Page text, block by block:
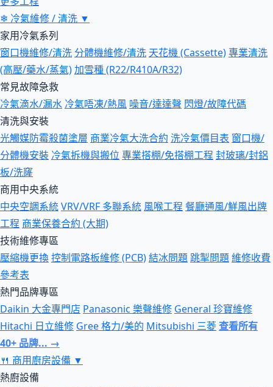
❄ 冷氣維修 / 清洗 ▼
家用冷氣系列
窗口機維修/清洗 分體機維修/清洗 天花機 (Cassette)專業清洗
(高壓/藥水/蒸氣)加雪種 (R22/R410A/R32)
常見故障急救
冷氣滴水/漏水 冷氣唔凍/熱風 噪音/達達聲 閃燈/故障代碼
清洗與安裝
光觸媒防霉殺菌塗層 商業冷氣大洗合約 洗冷氣價目表 窗口機/
分體機安裝 冷氣拆機與搬位 專業搭棚/免搭棚工程 封玻璃/封鋁
板/洗窿
商用中央系統
中央空調系統VRV/VRF 多聯系統 風喉工程 餐廳通風/鮮風出牌
工程 商業保養合約 (大期)
技術維修專區
壓縮機更換控制電路板維修 (PCB)結冰問題跳掣問題維修收費
參考表
熱門品牌專區
Daikin 大金專門店 Panasonic 樂聲維修 General 珍寶維修
Hitachi 日立維修 Gree 格力/美的 Mitsubishi 三菱查看所有
40+ 品牌... →
🍴 商用廚房設備 ▼
熱廚設備